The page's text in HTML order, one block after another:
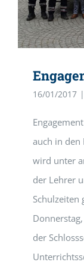
16/01/2017 |
auch in den
wird unter
der Lehrer
Schulzeiten
der